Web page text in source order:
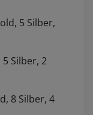
5 Silber,
5 Silber, 2
8 Silber, 4